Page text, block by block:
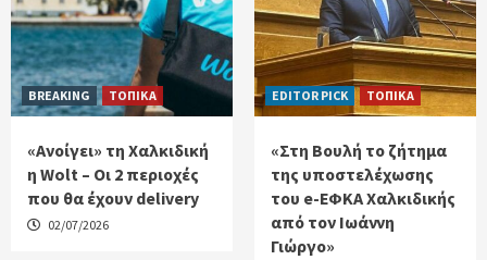
BREAKING ΤΟΠΙΚΑ
«Ανοίγει» τη Χαλκιδική
η Wolt – Οι 2 περιοχές
που θα έχουν delivery
02/07/2026
EDITOR PICK ΤΟΠΙΚΑ
«Στη Βουλή το ζήτημα
της υποστελέχωσης
του e-ΕΦΚΑ Χαλκιδικής
από τον Ιωάννη
Γιώργο»